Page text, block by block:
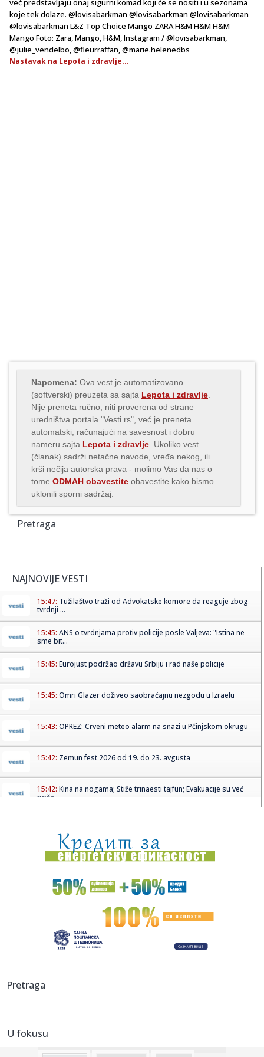
već predstavljaju onaj sigurni komad koji će se nositi i u sezonama
koje tek dolaze. @lovisabarkman @lovisabarkman @lovisabarkman
@lovisabarkman L&Z Top Choice Mango ZARA H&M H&M H&M
Mango Foto: Zara, Mango, H&M, Instagram / @lovisabarkman,
@julie_vendelbo, @fleurraffan, @marie.helenedbs
Nastavak na Lepota i zdravlje...
Napomena: Ova vest je automatizovano
(softverski) preuzeta sa sajta Lepota i zdravlje
Nije preneta ručno, niti proverena od strane
uredništva portala "Vesti.rs", već je preneta
automatski, računajući na savesnost i dobru
nameru sajta Lepota i zdravlje . Ukoliko vest
(članak) sadrži netačne navode, vređa nekog, ili
krši nečija autorska prava - molimo Vas da nas o
tome ODMAH obavestite obavestite kako bismo
uklonili sporni sadržaj.
Pretraga
NAJNOVIJE VESTI
15:47: Tužilaštvo traži od Advokatske komore da reaguje zbog
tvrdnji ...
15:45: ANS o tvrdnjama protiv policije posle Valjeva: "Istina ne
sme bit...
15:45: Eurojust podržao državu Srbiju i rad naše policije
15:45: Omri Glazer doživeo saobraćajnu nezgodu u Izraelu
15:43: OPREZ: Crveni meteo alarm na snazi u Pčinjskom okrugu
15:42: Zemun fest 2026 od 19. do 23. avgusta
15:42: Kina na nogama; Stiže trinaesti tajfun; Evakuacije su već
poče...
15:39:Vučić primio mlade sportiste iz dijaspore koji su
učestvovali...
15:38:Operativni tim: Juče na teritoriji Srbije 178 požara, danas
fok...
Šta se dogodi kada se Bred Pit, Aron Tejlor Džonson i Bed
15:32:Koprivica upozorio Partizan i Zvezdu na isti problem
safariju" ne...
15:31:
Pretraga
U fokusu